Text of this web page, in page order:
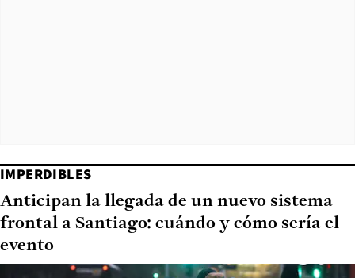
IMPERDIBLES
Anticipan la llegada de un nuevo sistema
frontal a Santiago: cuándo y cómo sería el
evento